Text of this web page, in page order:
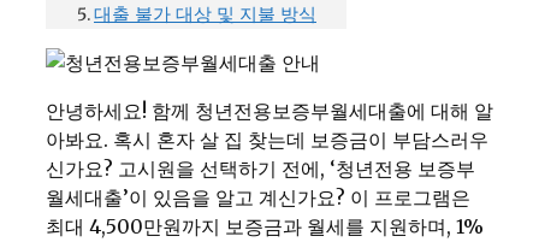
대출 불가 대상 및 지불 방식
안녕하세요! 함께 청년전용보증부월세대출에 대해 알
아봐요. 혹시 혼자 살 집 찾는데 보증금이 부담스러우
신가요? 고시원을 선택하기 전에, ‘청년전용 보증부
월세대출’이 있음을 알고 계신가요? 이 프로그램은
최대 4,500만원까지 보증금과 월세를 지원하며, 1%